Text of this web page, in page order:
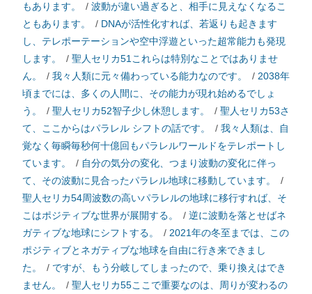
もあります。
/ 波動が違い過ぎると、相手に見えなくなるこ
ともあります。
/ DNAが活性化すれば、若返りも起きます
し、テレポーテーションや空中浮遊といった超常能力も発現
します。
/ 聖人セリカ51これらは特別なことではありませ
ん。
/ 我々人類に元々備わっている能力なのです。 / 2038年
頃までには、多くの人間に、その能力が現れ始めるでしょ
う。
/ 聖人セリカ52智子少し休憩します。 / 聖人セリカ53さ
て、ここからはパラレル シフトの話です。
/ 我々人類は、自
覚なく毎瞬毎秒何十億回もパラレルワールドをテレポートし
ています。
/ 自分の気分の変化、つまり波動の変化に伴っ
て、その波動に見合ったパラレル地球に移動しています。
/
聖人セリカ54周波数の高いパラレルの地球に移行すれば、そ
こはポジティブな世界が展開する。
/ 逆に波動を落とせばネ
ガティブな地球にシフトする。
/ 2021年の冬至までは、この
ポジティブとネガティブな地球を自由に行き来できまし
た。
/ ですが、もう分岐してしまったので、乗り換えはでき
ません。
/ 聖人セリカ55ここで重要なのは、周りが変わるの